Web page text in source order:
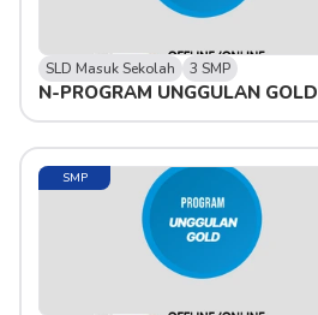
SLD Masuk Sekolah 3 SMP
N-PROGRAM UNGGULAN GOLD
SMP